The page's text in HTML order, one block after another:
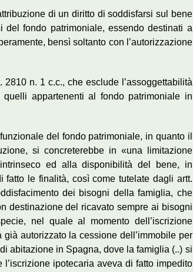
di un diritto di soddisfarsi sul bene
del fondo patrimoniale, essendo destinati a
bensì soltanto con l’autorizzazione
n. 1 c.c., che esclude l’assoggettabilità
appartenenti al fondo patrimoniale in
del fondo patrimoniale, in quanto il
si concreterebbe in «una limitazione
ed alla disponibilità del bene, in
fatto le finalità, così come tutelate dagli artt.
dei bisogni della famiglia, che
destinazione del ricavato sempre ai bisogni
nel quale al momento dell’iscrizione
autorizzato la cessione dell’immobile per
abitazione in Spagna, dove la famiglia (..) si
ipotecaria aveva di fatto impedito